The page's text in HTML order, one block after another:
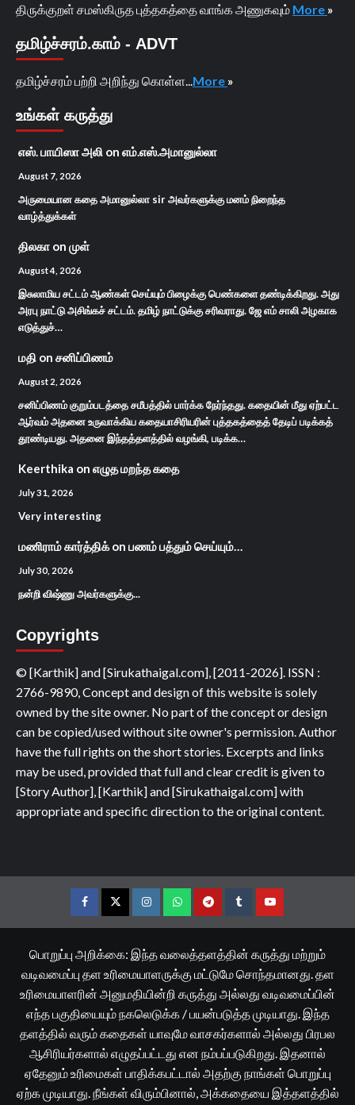
திருக்குறள் சமஸ்கிருத புத்தகத்தை வாங்க அணுகவும் More »
தமிழ்ச்சரம்.காம் - ADVT
தமிழ்ச்சரம் பற்றி அறிந்து கொள்ள... More »
உங்கள் கருத்து
எஸ். பாயிஸா அலி on எம்.எஸ்.அமானுல்லா
August 7, 2026
அருமையான கதை அமானுல்லா sir அவர்களுக்கு மனம் நிறைந்த
வாழ்த்துக்கள்
திலகா on முள்
August 4, 2026
இசுலாமிய சட்டம் ஆண்கள் செய்யும் பிழைக்கு பெண்களை தண்டிக்கிறது. அது
அரபு நாட்டு அசிங்கச் சட்டம். தமிழ் நாட்டுக்கு சரிவராது. ஜே எம் சாலி அழகாக
எடுத்துச்…
மதி on சனிப்பிணம்
August 2, 2026
சனிப்பிணம் குறும்படத்தை சமீபத்தில் பார்க்க நேர்ந்தது. கதையின் மீது ஏற்பட்ட
ஆர்வம் அதனை உருவாக்கிய கதையாசிரியரின் புத்தகத்தைத் தேடிப் படிக்கத்
தூண்டியது. அதனை இந்தத்தளத்தில் வழங்கி, படிக்க…
Keerthika on எழுத மறந்த கதை
July 31, 2026
Very interesting
மணிராம் கார்த்திக்on பணம் பத்தும் செய்யும்…
July 30, 2026
நன்றி விஷ்ணு அவர்களுக்கு...
Copyrights
© [Karthik] and [Sirukathaigal.com], [2011-2026]. ISSN :
2766-9890, Concept and design of this website is solely
owned by the site owner. No part of the concept or design
can be copied/used without site owner's permission. Author
have the full rights on the short stories. Excerpts and links
may be used, provided that full and clear credit is given to
[Story Author], [Karthik] and [Sirukathaigal.com] with
appropriate and specific direction to the original content.
FacebookTwitterInstagramWhatsappTelegramTumblrYouTube
பொறுப்பு அறிக்கை: இந்த வலைத்தளத்தின் கருத்து மற்றும்
வடிவமைப்பு தள உரிமையாளருக்கு மட்டுமே சொந்தமானது. தள
உரிமையாளரின் அனுமதியின்றி கருத்து அல்லது வடிவமைப்பின்
எந்த பகுதியையும் நகலெடுக்க / பயன்படுத்த முடியாது. இந்த
தளத்தில் வரும் கதைகள் யாவுமே வாசகர்களால் அல்லது பிரபல
ஆசிரியர்களால் எழுதப்பட்டது என நம்பப்படுகிறது. இதனால்
ஏதேனும் உரிமைகள் பாதிக்கபட்டால் அதற்கு நாங்கள் பொறுப்பு
ஏற்க முடியாது. நீங்கள் விரும்பினால், அக்கதையை இத்தளத்தில்